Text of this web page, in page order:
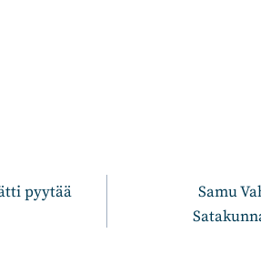
pyytää
Samu